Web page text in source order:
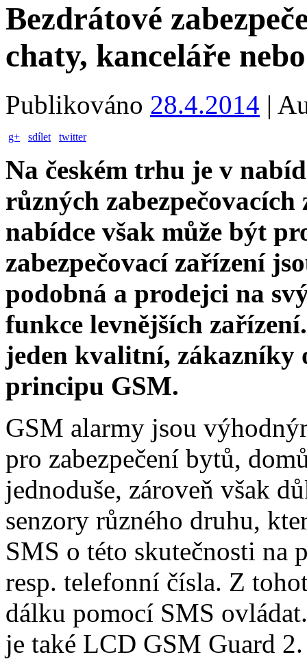
Bezdrátové
chaty, kanceláře
Publikováno 28.4.2014 |
g+ sdílet twitter
Na českém trhu je v
různých
nabídce však může být
zabezpečovací zařízení
podobná a prodejci na
funkce levnějších
jeden kvalitní, zákazníky
principu GSM.
GSM alarmy jsou
pro zabezpečení bytů,
jednoduše, zároveň však
senzory různého druhu,
SMS o této skutečnosti na
resp. telefonní čísla. Z
dálku pomocí SMS
je také LCD GSM Guard 2.